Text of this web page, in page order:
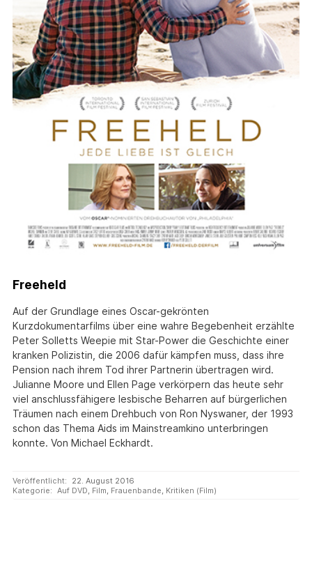
Freeheld
Auf der Grundlage eines Oscar-gekrönten
Kurzdokumentarfilms über eine wahre Begebenheit erzählte
Peter Solletts Weepie mit Star-Power die Geschichte einer
kranken Polizistin, die 2006 dafür kämpfen muss, dass ihre
Pension nach ihrem Tod ihrer Partnerin übertragen wird.
Julianne Moore und Ellen Page verkörpern das heute sehr
viel anschlussfähigere lesbische Beharren auf bürgerlichen
Träumen nach einem Drehbuch von Ron Nyswaner, der 1993
schon das Thema Aids im Mainstreamkino unterbringen
konnte. Von Michael Eckhardt.
Veröffentlicht:
22. August 2016
Kategorie: Auf DVD, Film, Frauenbande, Kritiken (Film)